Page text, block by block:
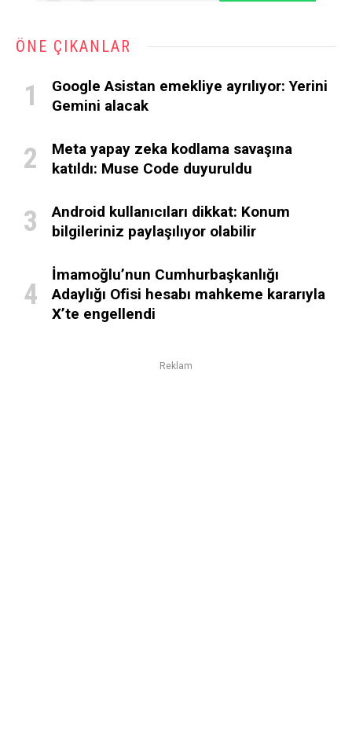
ÖNE ÇIKANLAR
Google Asistan emekliye ayrılıyor: Yerini
Gemini alacak
Meta yapay zeka kodlama savaşına
katıldı: Muse Code duyuruldu
Android kullanıcıları dikkat: Konum
bilgileriniz paylaşılıyor olabilir
İmamoğlu’nun Cumhurbaşkanlığı
Adaylığı Ofisi hesabı mahkeme kararıyla
X’te engellendi
Reklam